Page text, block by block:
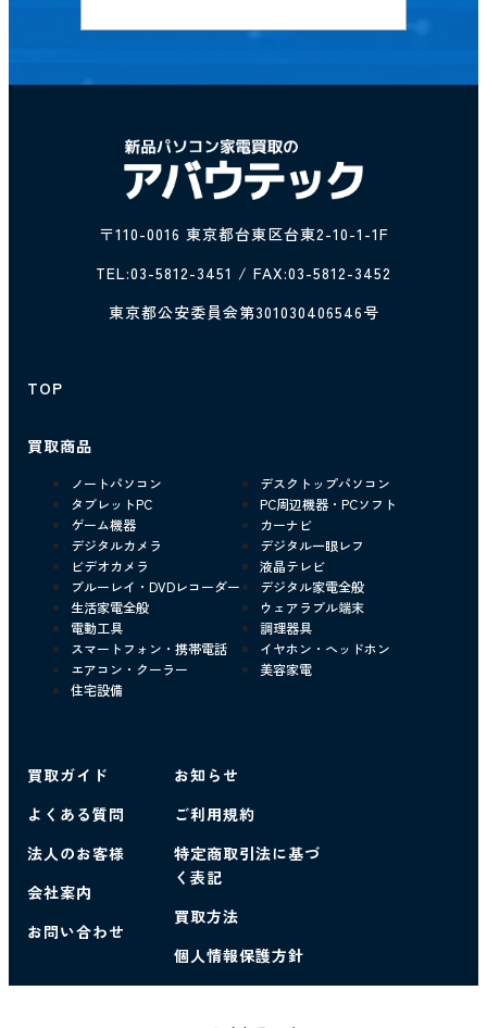
〒110-0016 東京都台東区台東2-10-1-1F
TEL:03-5812-3451 / FAX:03-5812-3452
東京都公安委員会第301030406546号
TOP
買取商品
ノートパソコン
デスクトップパソコン
タブレットPC
PC周辺機器・PCソフト
ゲーム機器
カーナビ
デジタルカメラ
デジタル一眼レフ
ビデオカメラ
液晶テレビ
ブルーレイ・DVDレコーダー
デジタル家電全般
生活家電全般
ウェアラブル端末
電動工具
調理器具
スマートフォン・携帯電話
イヤホン・ヘッドホン
エアコン・クーラー
美容家電
住宅設備
買取ガイド
よくある質問
法人のお客様
会社案内
お問い合わせ
お知らせ
ご利用規約
特定商取引法に基づ
く表記
買取方法
個人情報保護方針